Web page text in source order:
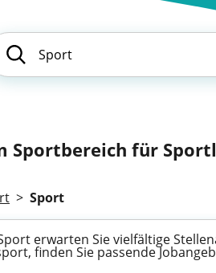
Sportbereich für
> Sport
erwarten Sie vielfältige
finden Sie passende